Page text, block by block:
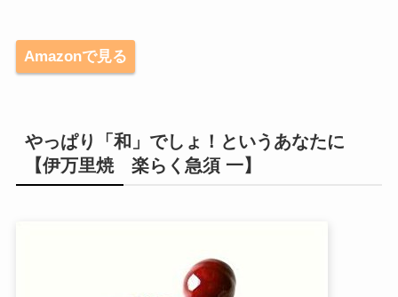
Amazonで見る
やっぱり「和」でしょ！というあなたに
【伊万里焼 楽らく急須 一】